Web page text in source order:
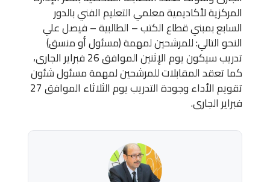
المركزية لأكاديمية معلمي التعليم الفني بالدور
السابع بمبني قطاع الكتب – الطالبية – فيصل علي
النحو التالي: للمرشحين لمهمة (مسئول أو منسق)
تدريب سيكون يوم الإثنين الموافق 26 فبراير الجارى،
كما تعقد المقابلات للمرشحين لمهمة مسئول شئون
تقويم الأداء وجودة التدريب يوم الثلاثاء الموافق 27
فبراير الجارى.